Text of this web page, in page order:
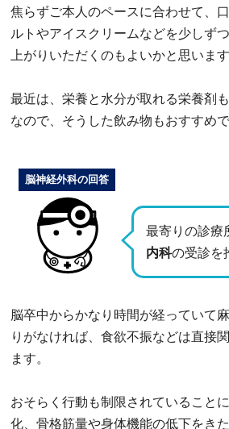
焦らずご本人のペースに合わせて、
ルトやアイスクリームなどを少しず
上がりいただくのもよいかと思います
最近は、栄養と水分が取れる栄養剤
なので、そうした飲み物もおすすめで
最寄りの診療
内科の受診を
脳神経外科の回答
脳卒中からかなり時間が経っていて
りがなければ、食欲不振などは直接
ます。
おそらく行動も制限されていること
化、骨格筋量や身体機能の低下をき